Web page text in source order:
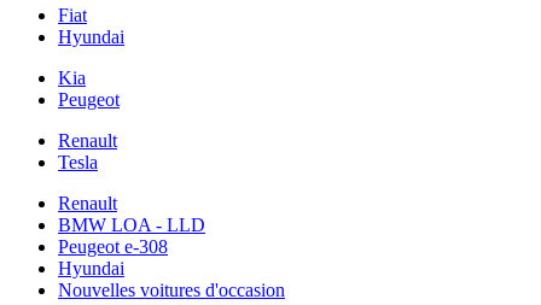
Fiat
Hyundai
Kia
Peugeot
Renault
Tesla
Renault
BMW LOA - LLD
Peugeot e-308
Hyundai
Nouvelles voitures d'occasion